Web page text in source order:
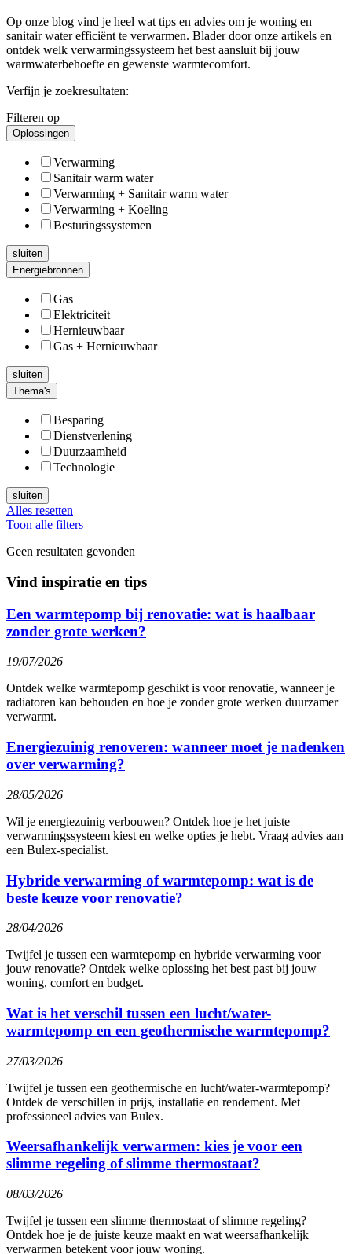
Op onze blog vind je heel wat tips en advies om je woning en
sanitair water efficiënt te verwarmen. Blader door onze artikels en
ontdek welk verwarmingssysteem het best aansluit bij jouw
warmwaterbehoefte en gewenste warmtecomfort.
Verfijn je zoekresultaten:
Filteren op
Oplossingen
Verwarming
Sanitair warm water
Verwarming + Sanitair warm water
Verwarming + Koeling
Besturingssystemen
sluiten
Energiebronnen
Gas
Elektriciteit
Hernieuwbaar
Gas + Hernieuwbaar
sluiten
Thema's
Besparing
Dienstverlening
Duurzaamheid
Technologie
sluiten
Alles resetten
Toon alle filters
Geen resultaten gevonden
Vind inspiratie en tips
Een warmtepomp bij renovatie: wat is haalbaar
zonder grote werken?
19/07/2026
Ontdek welke warmtepomp geschikt is voor renovatie, wanneer je
radiatoren kan behouden en hoe je zonder grote werken duurzamer
verwarmt.
Energiezuinig renoveren: wanneer moet je nadenken
over verwarming?
28/05/2026
Wil je energiezuinig verbouwen? Ontdek hoe je het juiste
verwarmingssysteem kiest en welke opties je hebt. Vraag advies aan
een Bulex-specialist.
Hybride verwarming of warmtepomp: wat is de
beste keuze voor renovatie?
28/04/2026
Twijfel je tussen een warmtepomp en hybride verwarming voor
jouw renovatie? Ontdek welke oplossing het best past bij jouw
woning, comfort en budget.
Wat is het verschil tussen een lucht/water-
warmtepomp en een geothermische warmtepomp?
27/03/2026
Twijfel je tussen een geothermische en lucht/water-warmtepomp?
Ontdek de verschillen in prijs, installatie en rendement. Met
professioneel advies van Bulex.
Weersafhankelijk verwarmen: kies je voor een
slimme regeling of slimme thermostaat?
08/03/2026
Twijfel je tussen een slimme thermostaat of slimme regeling?
Ontdek hoe je de juiste keuze maakt en wat weersafhankelijk
verwarmen betekent voor jouw woning.